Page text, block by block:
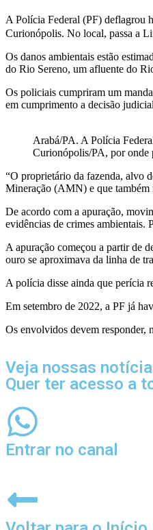
A Polícia Federal (PF) deflagrou
Curionópolis. No local, passa a
Os danos ambientais estão
do Rio Sereno, um afluente do
Os policiais cumpriram um
em cumprimento a decisão
Arabá/PA. A Polícia
Curionópolis/PA, por onde
“O proprietário da fazenda, alvo
Mineração (AMN) e que também
De acordo com a apuração,
evidências de crimes ambientais.
A apuração começou a partir de
ouro se aproximava da linha de
A polícia disse ainda que perícia
Em setembro de 2022, a PF já
Os envolvidos devem responder,
Veja nossas
Quer ter acesso a
Entrar no canal